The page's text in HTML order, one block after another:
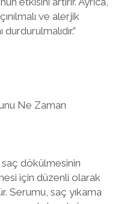
ve alerjik
Ne Zaman
saç dökülmesinin
için düzenli olarak
Serumu, saç yıkama